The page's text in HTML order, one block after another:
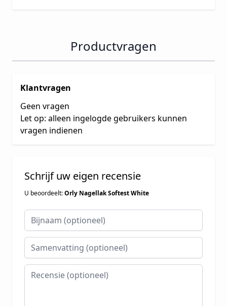
Productvragen
Klantvragen
Geen vragen
Let op: alleen ingelogde gebruikers kunnen
vragen indienen
Schrijf uw eigen recensie
U beoordeelt:Orly Nagellak Softest White
Bijnaam
Samenvatting
Recensie